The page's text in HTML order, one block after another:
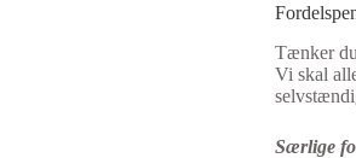
Tænker
Vi skal
Særlige